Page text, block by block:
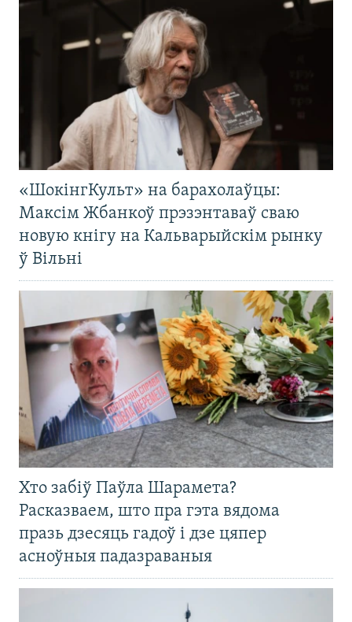
«ШокінгКульт» на барахолаўцы:
Максім Жбанкоў прэзэнтаваў сваю
новую кнігу на Кальварыйскім рынку
ў Вільні
Хто забіў Паўла Шарамета?
Расказваем, што пра гэта вядома
празь дзесяць гадоў і дзе цяпер
асноўныя падазраваныя